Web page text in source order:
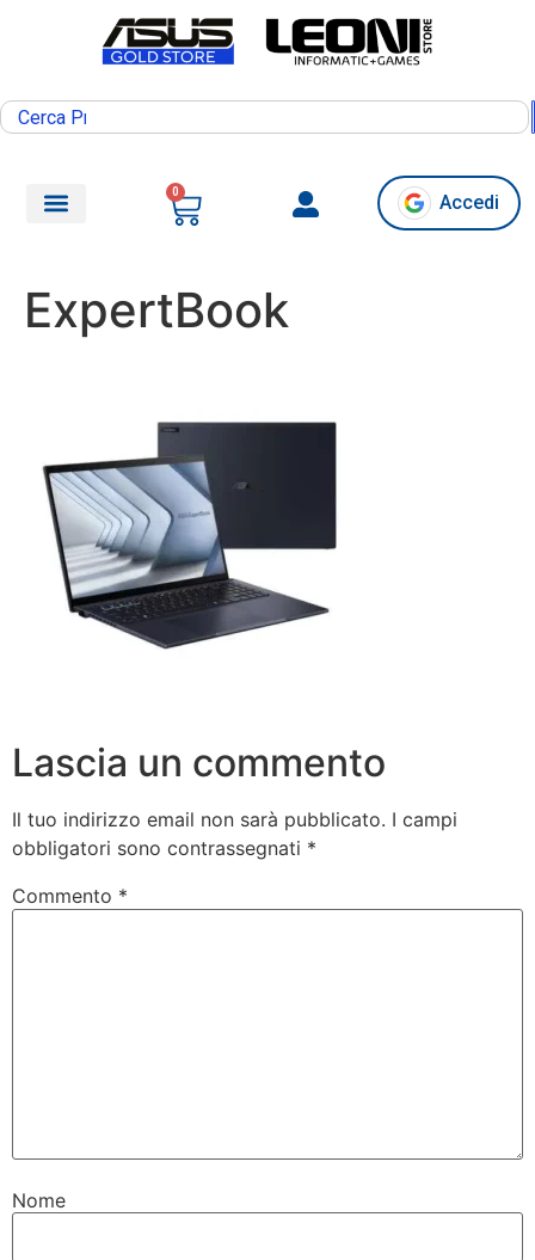
0 Accedi
ExpertBook
Lascia un commento
Il tuo indirizzo email non sarà pubblicato. I campi
obbligatori sono contrassegnati *
Commento *
Nome